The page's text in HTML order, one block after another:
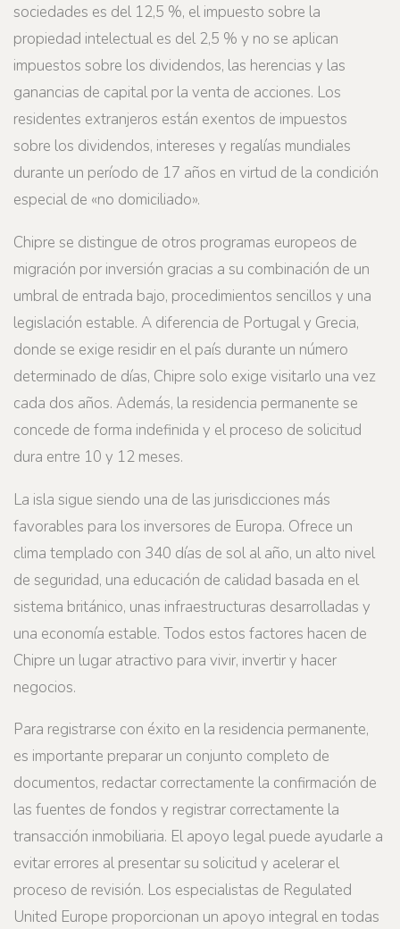
sociedades es del 12,5 %, el impuesto sobre la
propiedad intelectual es del 2,5 % y no se aplican
impuestos sobre los dividendos, las herencias y las
ganancias de capital por la venta de acciones. Los
residentes extranjeros están exentos de impuestos
sobre los dividendos, intereses y regalías mundiales
durante un período de 17 años en virtud de la condición
especial de «no domiciliado».
Chipre se distingue de otros programas europeos de
migración por inversión gracias a su combinación de un
umbral de entrada bajo, procedimientos sencillos y una
legislación estable. A diferencia de Portugal y Grecia,
donde se exige residir en el país durante un número
determinado de días, Chipre solo exige visitarlo una vez
cada dos años. Además, la residencia permanente se
concede de forma indefinida y el proceso de solicitud
dura entre 10 y 12 meses.
La isla sigue siendo una de las jurisdicciones más
favorables para los inversores de Europa. Ofrece un
clima templado con 340 días de sol al año, un alto nivel
de seguridad, una educación de calidad basada en el
sistema británico, unas infraestructuras desarrolladas y
una economía estable. Todos estos factores hacen de
Chipre un lugar atractivo para vivir, invertir y hacer
negocios.
Para registrarse con éxito en la residencia permanente,
es importante preparar un conjunto completo de
documentos, redactar correctamente la confirmación de
las fuentes de fondos y registrar correctamente la
transacción inmobiliaria. El apoyo legal puede ayudarle a
evitar errores al presentar su solicitud y acelerar el
proceso de revisión. Los especialistas de Regulated
United Europe proporcionan un apoyo integral en todas